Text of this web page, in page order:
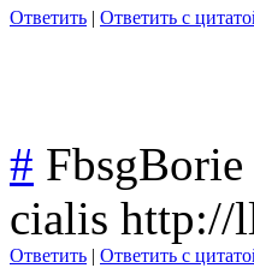
Ответить | Ответить с
# FbsgBorie
cialis http://
Ответить | Ответить с